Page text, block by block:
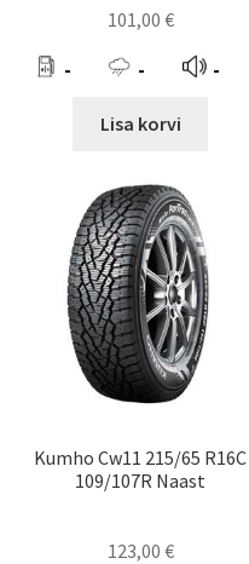
101,00 €
- - -
Lisa korvi
Kumho Cw11 215/65 R16C
109/107R Naast
123,00 €